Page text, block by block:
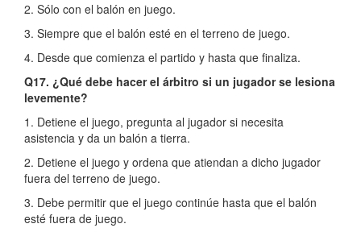
2. Sólo con el balón en juego.
3. Siempre que el balón esté en el terreno de juego.
4. Desde que comienza el partido y hasta que finaliza.
Q17. ¿Qué debe hacer el árbitro si un jugador se lesiona
levemente?
1. Detiene el juego, pregunta al jugador si necesita
asistencia y da un balón a tierra.
2. Detiene el juego y ordena que atiendan a dicho jugador
fuera del terreno de juego.
3. Debe permitir que el juego continúe hasta que el balón
esté fuera de juego.